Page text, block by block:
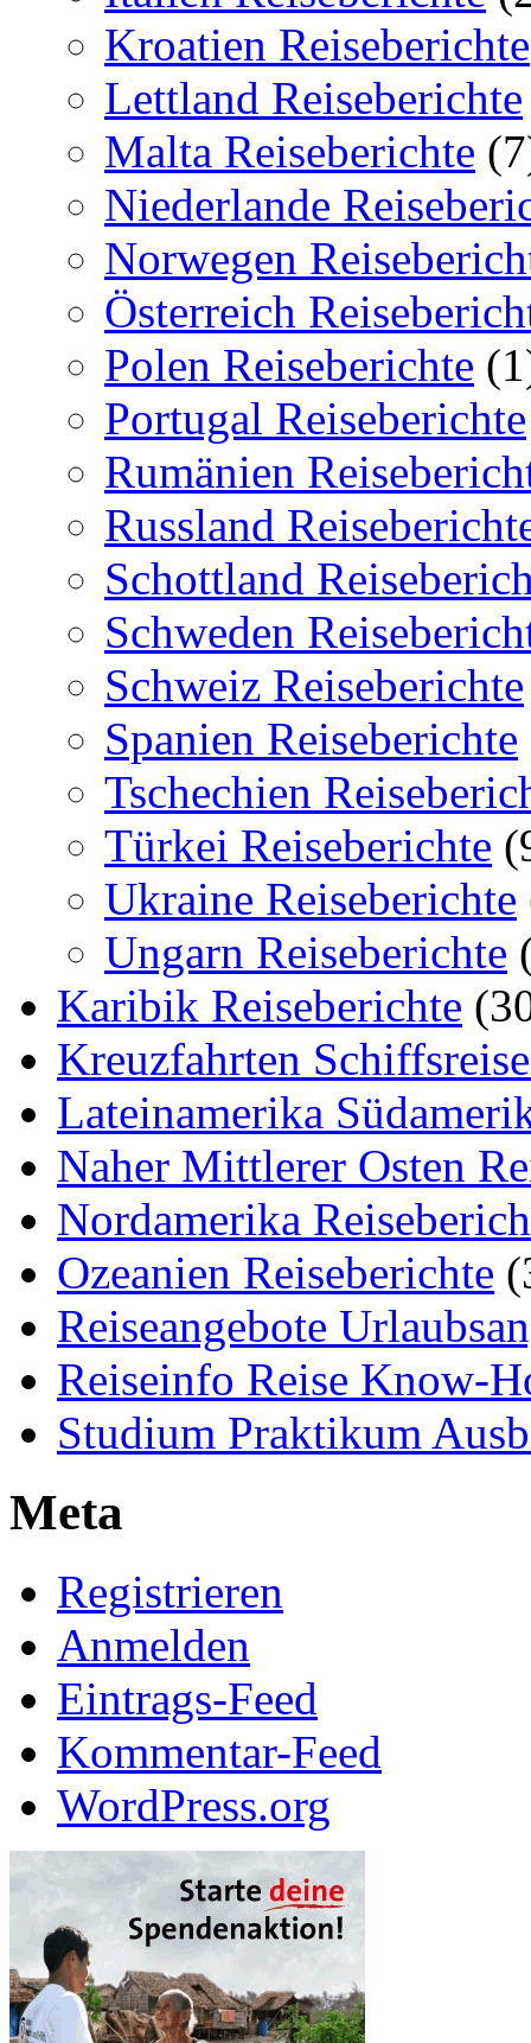
Kroatien Reiseberichte
Lettland Reiseberichte
Malta Reiseberichte
Niederlande
Norwegen
Österreich
Polen Reiseberichte
Portugal Reiseberichte
Rumänien
Russland
Schottland
Schweden
Schweiz Reiseberichte
Spanien Reiseberichte
Tschechien
Türkei Reiseberichte
Ukraine Reiseberichte
Ungarn Reiseberichte
Karibik Reiseberichte
Kreuzfahrten
Lateinamerika
Naher Mittlerer Osten
Nordamerika
Ozeanien Reiseberichte
Reiseangebote
Reiseinfo Reise Know-
Studium Praktikum
Meta
Registrieren
Anmelden
Eintrags-Feed
Kommentar-Feed
WordPress.org